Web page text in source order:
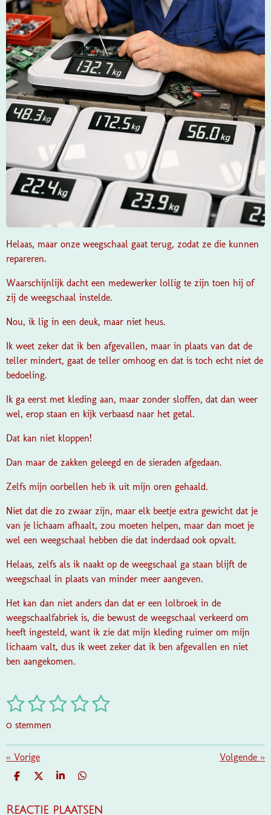
Helaas, maar onze weegschaal gaat terug, zodat ze die kunnen
repareren.
Waarschijnlijk dacht een medewerker lollig te zijn toen hij of
zij de weegschaal instelde.
Nou, ik lig in een deuk, maar niet heus.
Ik weet zeker dat ik ben afgevallen, maar in plaats van dat de
teller mindert, gaat de teller omhoog en dat is toch echt niet de
bedoeling.
Ik ga eerst met kleding aan, maar zonder sloffen, dat dan weer
wel, erop staan en kijk verbaasd naar het getal.
Dat kan niet kloppen!
Dan maar de zakken geleegd en de sieraden afgedaan.
Zelfs mijn oorbellen heb ik uit mijn oren gehaald.
Niet dat die zo zwaar zijn, maar elk beetje extra gewicht dat je
van je lichaam afhaalt, zou moeten helpen, maar dan moet je
wel een weegschaal hebben die dat inderdaad ook opvalt.
Helaas, zelfs als ik naakt op de weegschaal ga staan blijft de
weegschaal in plaats van minder meer aangeven.
Het kan dan niet anders dan dat er een lolbroek in de
weegschaalfabriek is, die bewust de weegschaal verkeerd om
heeft ingesteld, want ik zie dat mijn kleding ruimer om mijn
lichaam valt, dus ik weet zeker dat ik ben afgevallen en niet
ben aangekomen.
R
t
i
n
0
1
s
t
e
2
s
t
e
r
r
3
s
t
r
4
t
r
5
t
r
S
m
0 stemmen
« Vorige Volgende »
D
E
D
L
S
R
D
E
Reactie plaatsen